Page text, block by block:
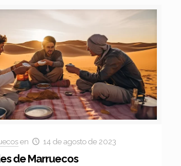
en 14 de agosto de 2023
de Marruecos